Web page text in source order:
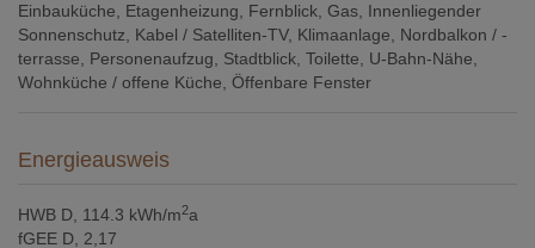
Einbauküche
Etagenheizung Fernblick Gas Innenliegender
Sonnenschutz Kabel / Satelliten-TV Klimaanlage
Nordbalkon / -
terrasse
Personenaufzug Stadtblick Toilette
U-Bahn-Nähe
Wohnküche / offene Küche Öffenbare Fenster
Energieausweis
HWB D, 114.3 kWh/m2a
fGEE D, 2,17